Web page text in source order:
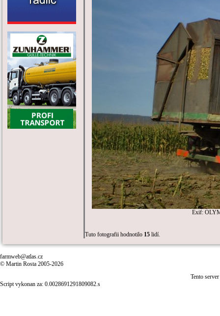
Exif:
Tuto fotografii hodnotilo 15 lidí.
farmweb@atlas.cz
© Martin Rosta 2005-2026
Tento
Script vykonan za: 0.0028691291809082.s